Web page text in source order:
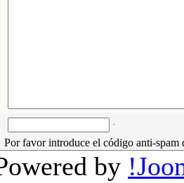
Por favor introduce el código anti-spam
by